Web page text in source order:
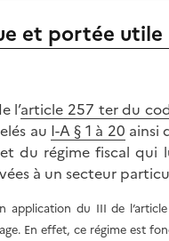
et portée utile
l’article 257 ter du
au I-A § 1 à 20 ainsi
du régime fiscal
à un secteur
application du III de
En effet, ce régime est